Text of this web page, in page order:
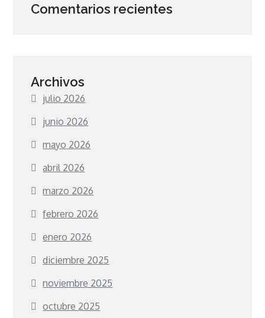
Comentarios recientes
Archivos
julio 2026
junio 2026
mayo 2026
abril 2026
marzo 2026
febrero 2026
enero 2026
diciembre 2025
noviembre 2025
octubre 2025